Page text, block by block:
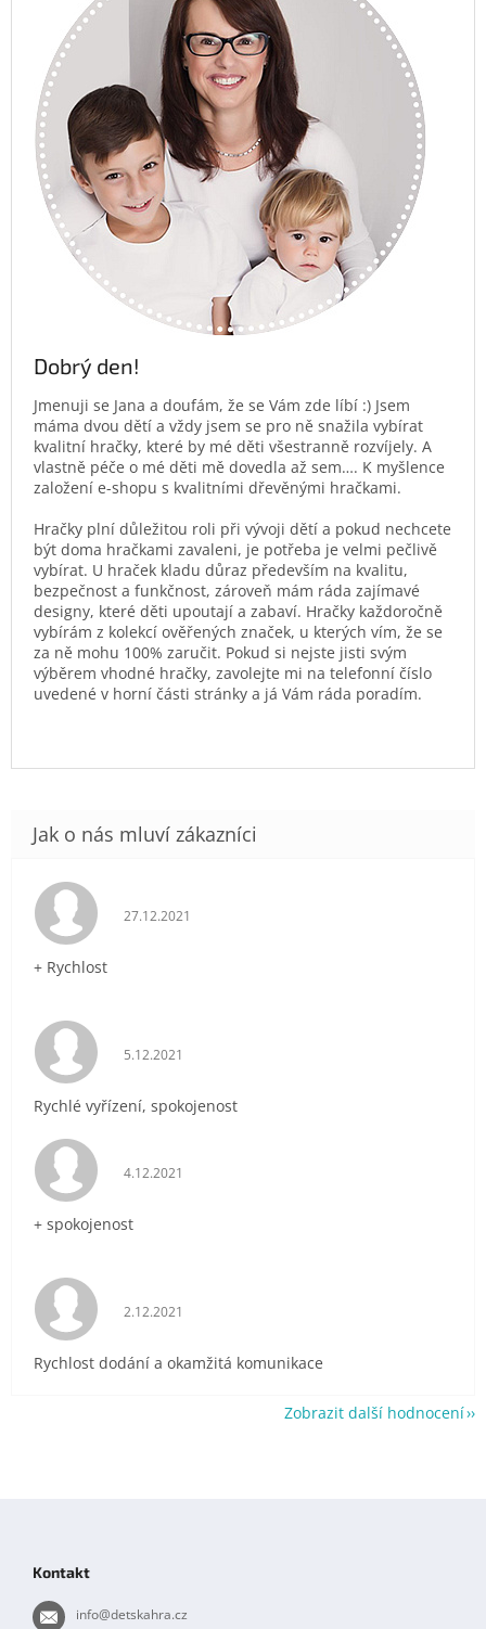
Dobrý den!
Jmenuji se Jana a doufám, že se Vám zde líbí :) Jsem
máma dvou dětí a vždy jsem se pro ně snažila vybírat
kvalitní hračky, které by mé děti všestranně rozvíjely. A
vlastně péče o mé děti mě dovedla až sem…. K myšlence
založení e-shopu s kvalitními dřevěnými hračkami.
Hračky plní důležitou roli při vývoji dětí a pokud nechcete
být doma hračkami zavaleni, je potřeba je velmi pečlivě
vybírat. U hraček kladu důraz především na kvalitu,
bezpečnost a funkčnost, zároveň mám ráda zajímavé
designy, které děti upoutají a zabaví. Hračky každoročně
vybírám z kolekcí ověřených značek, u kterých vím, že se
za ně mohu 100% zaručit. Pokud si nejste jisti svým
výběrem vhodné hračky, zavolejte mi na telefonní číslo
uvedené v horní části stránky a já Vám ráda poradím.
Hodnocení obchodu je 5 z 5 hvězdiček.
27.12.2021
+ Rychlost
Hodnocení obchodu je 5 z 5 hvězdiček.
5.12.2021
Rychlé vyřízení, spokojenost
Hodnocení obchodu je 5 z 5 hvězdiček.
4.12.2021
+ spokojenost
Hodnocení obchodu je 5 z 5 hvězdiček.
2.12.2021
Rychlost dodání a okamžitá komunikace
Zobrazit další hodnocení
Kontakt
info@detskahra.cz